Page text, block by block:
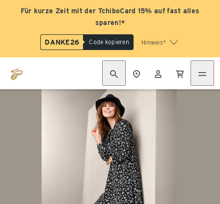
Für kurze Zeit mit der TchiboCard 15% auf fast alles
sparen!*
DANKE26 Code kopieren Hinweis*